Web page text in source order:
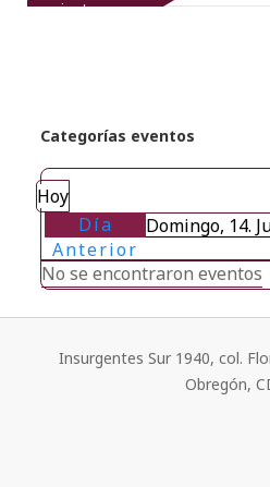
recientes
Categorías eventos
Hoy
Día
Anterior
Domingo, 14.
No se encontraron eventos
Insurgentes Sur 1940, col.
Obregón,